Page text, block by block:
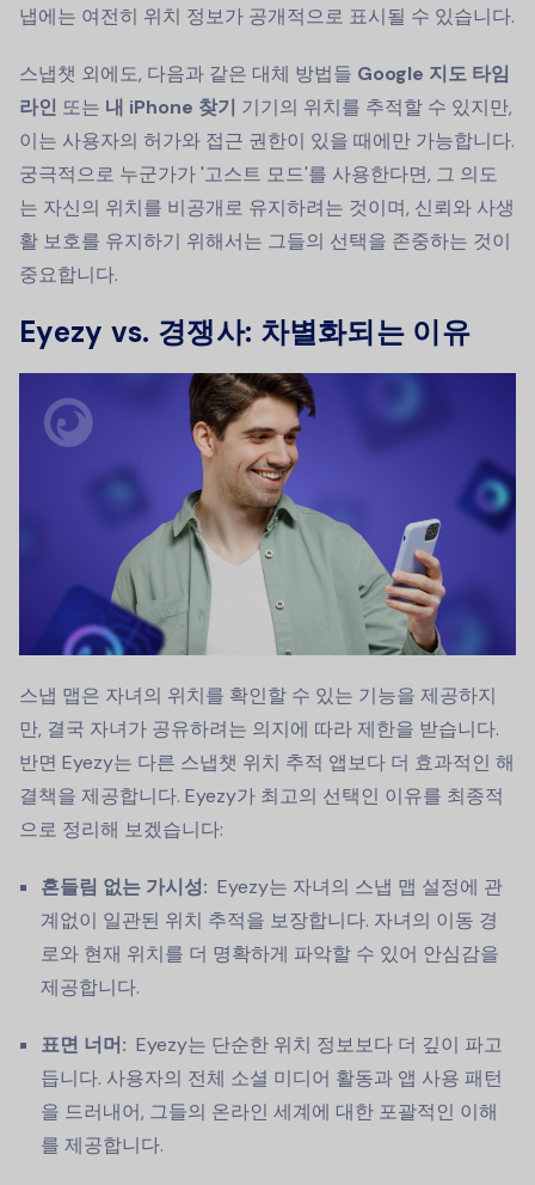
냅에는 여전히 위치 정보가 공개적으로 표시될 수 있습니다.
스냅챗 외에도, 다음과 같은 대체 방법들 Google 지도 타임
라인 또는 내 iPhone 찾기 기기의 위치를 추적할 수 있지만,
이는 사용자의 허가와 접근 권한이 있을 때에만 가능합니다.
궁극적으로 누군가가 '고스트 모드'를 사용한다면, 그 의도
는 자신의 위치를 비공개로 유지하려는 것이며, 신뢰와 사생
활 보호를 유지하기 위해서는 그들의 선택을 존중하는 것이
중요합니다.
Eyezy vs. 경쟁사: 차별화되는 이유
스냅 맵은 자녀의 위치를 확인할 수 있는 기능을 제공하지
만, 결국 자녀가 공유하려는 의지에 따라 제한을 받습니다.
반면 Eyezy는 다른 스냅챗 위치 추적 앱보다 더 효과적인 해
결책을 제공합니다. Eyezy가 최고의 선택인 이유를 최종적
으로 정리해 보겠습니다:
흔들림 없는 가시성: Eyezy는 자녀의 스냅 맵 설정에 관
계없이 일관된 위치 추적을 보장합니다. 자녀의 이동 경
로와 현재 위치를 더 명확하게 파악할 수 있어 안심감을
제공합니다.
표면 너머: Eyezy는 단순한 위치 정보보다 더 깊이 파고
듭니다. 사용자의 전체 소셜 미디어 활동과 앱 사용 패턴
을 드러내어, 그들의 온라인 세계에 대한 포괄적인 이해
를 제공합니다.